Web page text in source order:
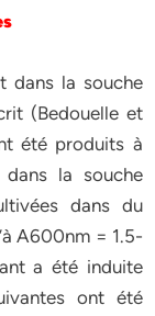
dans la souche
(Bedouelle et
été produits à
dans la souche
dans du
A600nm = 1.5-
a été induite
ont été